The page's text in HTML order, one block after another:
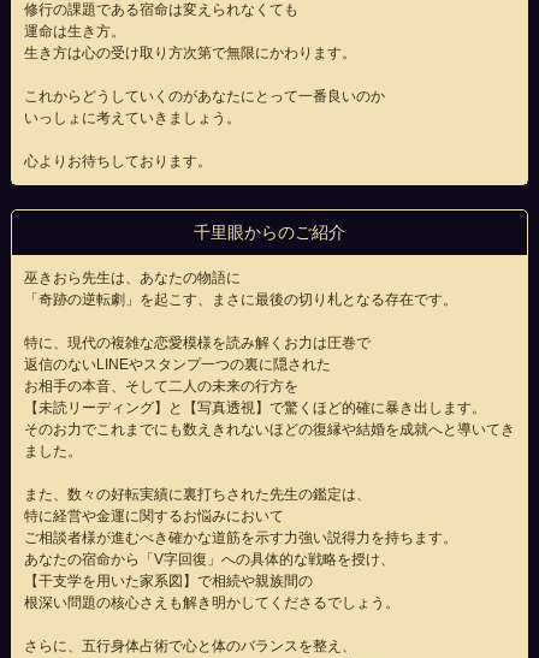
修行の課題である宿命は変えられなくても
運命は生き方。
生き方は心の受け取り方次第で無限にかわります。
これからどうしていくのがあなたにとって一番良いのか
いっしょに考えていきましょう。
心よりお待ちしております。
千里眼からのご紹介
巫きおら先生は、あなたの物語に
「奇跡の逆転劇」を起こす、まさに最後の切り札となる存在です。
特に、現代の複雑な恋愛模様を読み解くお力は圧巻で
返信のないLINEやスタンプ一つの裏に隠された
お相手の本音、そして二人の未来の行方を
【未読リーディング】と【写真透視】で驚くほど的確に暴き出します。
そのお力でこれまでにも数えきれないほどの復縁や結婚を成就へと導いてき
ました。
また、数々の好転実績に裏打ちされた先生の鑑定は、
特に経営や金運に関するお悩みにおいて
ご相談者様が進むべき確かな道筋を示す力強い説得力を持ちます。
あなたの宿命から「V字回復」への具体的な戦略を授け、
【干支学を用いた家系図】で相続や親族間の
根深い問題の核心さえも解き明かしてくださるでしょう。
さらに、五行身体占術で心と体のバランスを整え、